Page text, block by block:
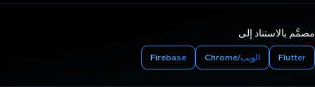
مصمَّم بالاستناد إلى
Flutter الويب/Chrome Firebase